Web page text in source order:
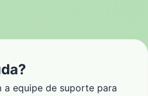
a equipe de suporte para